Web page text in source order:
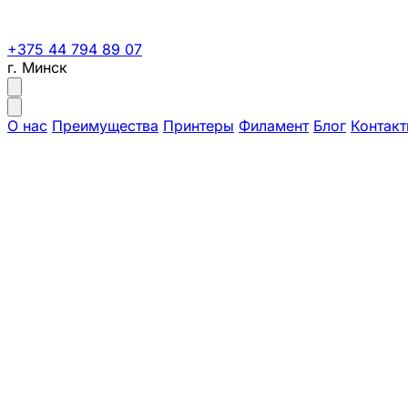
+375 44 794 89 07
г. Минск
О нас Преимущества Принтеры Филамент Блог